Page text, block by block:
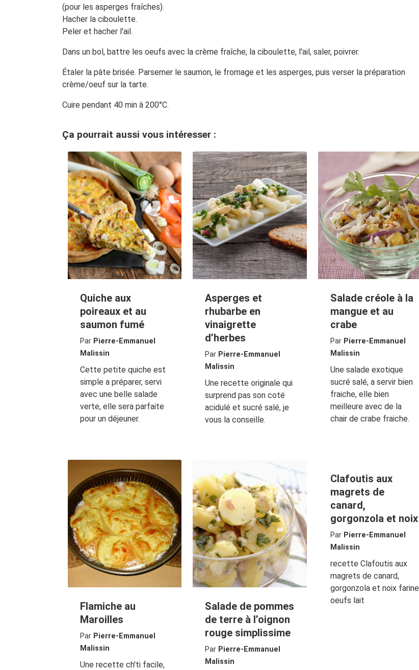
(pour les asperges fraîches).
Hacher la ciboulette.
Peler et hacher l'ail.
Dans un bol, battre les oeufs avec la crème fraîche, la ciboulette, l'ail, saler, poivrer.
Étaler la pâte brisée. Parsemer le saumon, le fromage et les asperges, puis verser la préparation
crème/oeuf sur la tarte.
Cuire pendant 40 min à 200°C.
Ça pourrait aussi vous intéresser :
Quiche aux
poireaux et au
saumon fumé
Par Pierre-Emmanuel
Malissin
Cette petite quiche est
simple a préparer, servi
avec une belle salade
verte, elle sera parfaite
pour un déjeuner.
Asperges et
rhubarbe en
vinaigrette
d’herbes
Par Pierre-Emmanuel
Malissin
Une recette originale qui
surprend pas son coté
acidulé et sucré salé, je
vous la conseille.
Salade créole à la
mangue et au
crabe
Par Pierre-Emmanuel
Malissin
Une salade exotique
sucré salé, a servir bien
fraiche, elle bien
meilleure avec de la
chair de crabe fraiche.
Flamiche au
Maroilles
Par Pierre-Emmanuel
Malissin
Une recette ch'ti facile,
Salade de pommes
de terre à l’oignon
rouge simplissime
Par Pierre-Emmanuel
Malissin
Clafoutis aux
magrets de
canard,
gorgonzola et noix
Par Pierre-Emmanuel
Malissin
recette Clafoutis aux
magrets de canard,
gorgonzola et noix farine
oeufs lait